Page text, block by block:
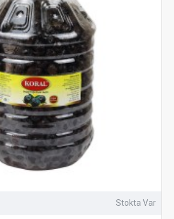
Stokta Var